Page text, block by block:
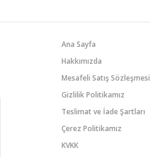
Ana Sayfa
Hakkımızda
Mesafeli Satış Sözleşmesi
Gizlilik Politikamız
Teslimat ve İade Şartları
Çerez Politikamız
KVKK